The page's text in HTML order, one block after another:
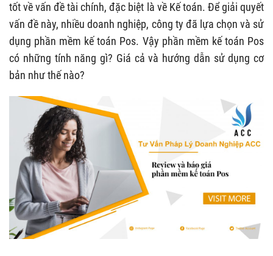
tốt về vấn đề tài chính, đặc biệt là về Kế toán. Để giải quyết
vấn đề này, nhiều doanh nghiệp, công ty đã lựa chọn và sử
dụng phần mềm kế toán Pos. Vậy phần mềm kế toán Pos
có những tính năng gì? Giá cả và hướng dẫn sử dụng cơ
bản như thế nào?